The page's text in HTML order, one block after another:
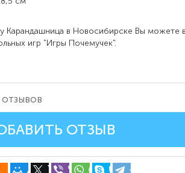
в Новосибирске Вы можете
игр "Игры Почемучек".
ОТЗЫВ